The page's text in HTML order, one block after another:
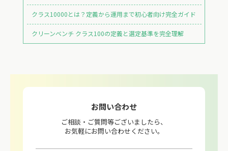
クラス10000とは？定義から運用まで初心者向け完全ガイド
クリーンベンチ クラス100の定義と選定基準を完全理解
お問い合わせ
ご相談・ご質問等ございましたら、
お気軽にお問い合わせください。